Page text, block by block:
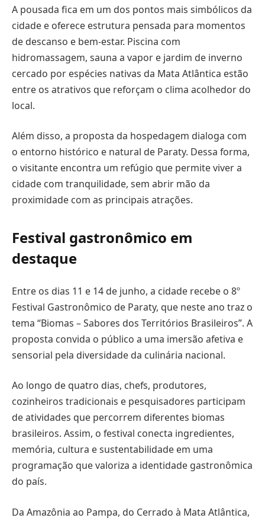
A pousada fica em um dos pontos mais simbólicos da
cidade e oferece estrutura pensada para momentos
de descanso e bem-estar. Piscina com
hidromassagem, sauna a vapor e jardim de inverno
cercado por espécies nativas da Mata Atlântica estão
entre os atrativos que reforçam o clima acolhedor do
local.
Além disso, a proposta da hospedagem dialoga com
o entorno histórico e natural de Paraty. Dessa forma,
o visitante encontra um refúgio que permite viver a
cidade com tranquilidade, sem abrir mão da
proximidade com as principais atrações.
Festival gastronômico em
destaque
Entre os dias 11 e 14 de junho, a cidade recebe o 8º
Festival Gastronômico de Paraty, que neste ano traz o
tema “Biomas – Sabores dos Territórios Brasileiros”. A
proposta convida o público a uma imersão afetiva e
sensorial pela diversidade da culinária nacional.
Ao longo de quatro dias, chefs, produtores,
cozinheiros tradicionais e pesquisadores participam
de atividades que percorrem diferentes biomas
brasileiros. Assim, o festival conecta ingredientes,
memória, cultura e sustentabilidade em uma
programação que valoriza a identidade gastronômica
do país.
Da Amazônia ao Pampa, do Cerrado à Mata Atlântica,